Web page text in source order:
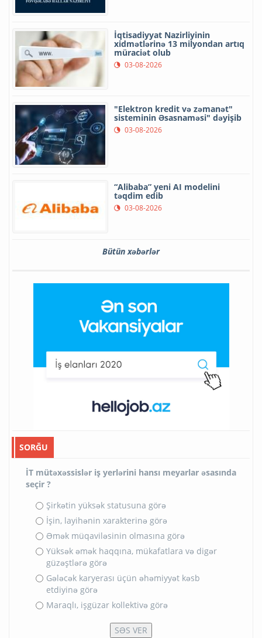
İqtisadiyyat Nazirliyinin
xidmətlərinə 13 milyondan artıq
müraciət olub
03-08-2026
"Elektron kredit və zəmanət"
sisteminin Əsasnaməsi" dəyişib
03-08-2026
“Alibaba” yeni AI modelini
təqdim edib
03-08-2026
Bütün xəbərlər
SORĞU
İT mütəxəssislər iş yerlərini hansı meyarlar əsasında
seçir ?
Şirkətin yüksək statusuna görə
İşin, layihənin xarakterinə görə
Əmək müqaviləsinin olmasına görə
Yüksək əmək haqqına, mükafatlara və digər
güzəştlərə görə
Gələcək karyerası üçün əhəmiyyət kəsb
etdiyinə görə
Maraqlı, işgüzar kollektivə görə